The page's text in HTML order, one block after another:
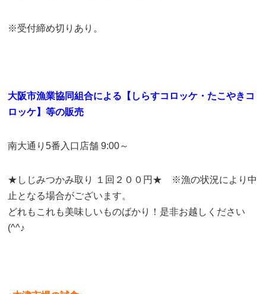
※受付締め切りあり。
大阪市漁業協同組合による【しらすコロッケ・たこやきコ
ロッケ】等の販売
南大通り5番入口店舗 9:00～
★しじみつかみ取り １回２００円★ ※漁の状況により中
止となる場合がございます。
どれもこれも美味しいものばかり！是非お越しください
(^^♪